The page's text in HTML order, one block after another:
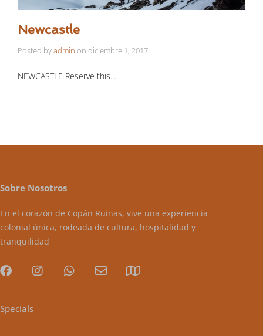
Newcastle
Posted byadmin on diciembre 1, 2017
NEWCASTLE Reserve this…
Sobre Nosotros
En el corazón de Copán Ruinas, vive una experiencia
colonial única, rodeada de cultura, hospitalidad y
tranquilidad
Specials